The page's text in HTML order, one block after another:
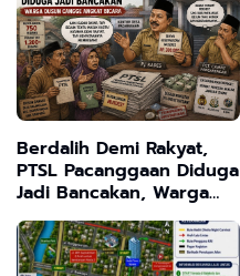
Berdalih Demi Rakyat,
PTSL Pacanggaan Diduga
Jadi Bancakan, Warga
Dusun Cangge Angkat
Bicara